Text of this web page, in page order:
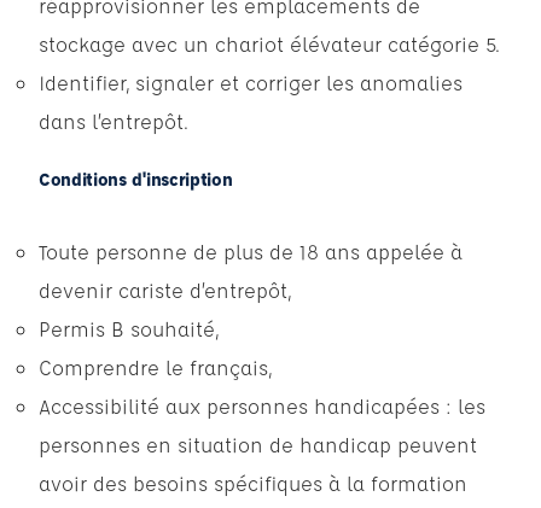
réapprovisionner les emplacements de
stockage avec un chariot élévateur catégorie 5.
Identifier, signaler et corriger les anomalies
dans l’entrepôt.
Conditions d'inscription
Toute personne de plus de 18 ans appelée à
devenir cariste d’entrepôt,
Permis B souhaité,
Comprendre le français,
Accessibilité aux personnes handicapées : les
personnes en situation de handicap peuvent
avoir des besoins spécifiques à la formation